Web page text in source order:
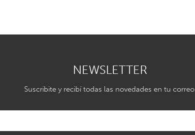
NEWSLETTER
Suscribite y recibí todas las novedades en tu correo.